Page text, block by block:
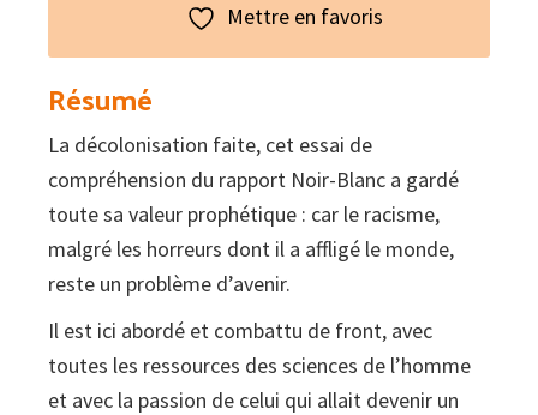
masques
blancs
Mettre en favoris
Résumé
La décolonisation faite, cet essai de
compréhension du rapport Noir-Blanc a gardé
toute sa valeur prophétique : car le racisme,
malgré les horreurs dont il a affligé le monde,
reste un problème d’avenir.
Il est ici abordé et combattu de front, avec
toutes les ressources des sciences de l’homme
et avec la passion de celui qui allait devenir un